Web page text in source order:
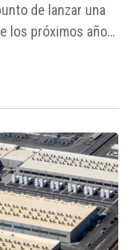
de lanzar una
los próximos años:
Este telescopio